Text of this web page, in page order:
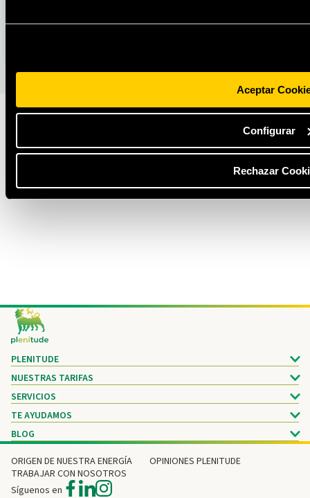
Aceptar
Configurar
Rechazar
Footer
PLENITUDE
NUESTRAS TARIFAS
SERVICIOS
TE AYUDAMOS
BLOG
ORIGEN DE NUESTRA ENERGÍA
OPINIONES PLENITUDE
TRABAJAR CON NOSOTROS
Síguenos en